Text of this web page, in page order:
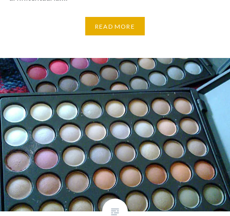
READ MORE